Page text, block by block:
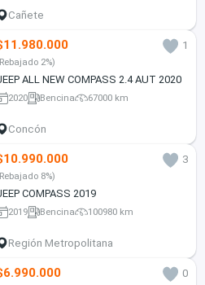
Cañete
1
2%)
ALL NEW COMPASS 2.4 AUT 2020
2020 Bencina 67000 km
Concón
3
8%)
COMPASS 2019
2019 Bencina 100980 km
Región Metropolitana
0